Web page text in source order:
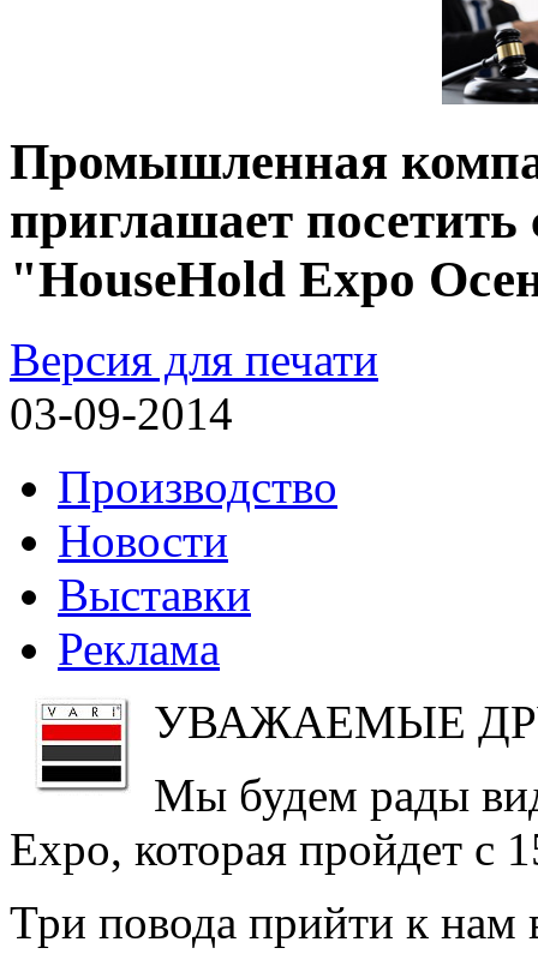
Промышленная
приглашает посетить
"HouseHold Expo
Версия для печати
03-09-2014
Производство
Новости
Выставки
Реклама
УВАЖАЕМЫЕ
Мы будем рады
Expo, которая пройдет с
Три повода прийти к нам